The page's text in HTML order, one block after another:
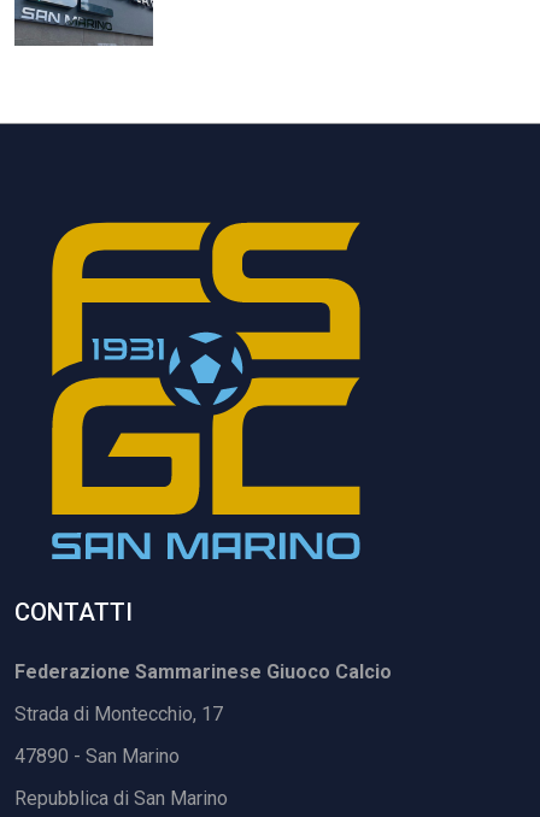
CONTATTI
Federazione Sammarinese Giuoco Calcio
Strada di Montecchio, 17
47890 - San Marino
Repubblica di San Marino